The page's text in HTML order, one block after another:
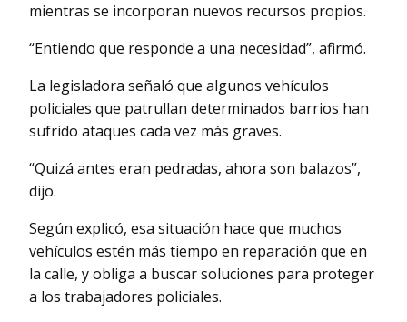
mientras se incorporan nuevos recursos propios.
“Entiendo que responde a una necesidad”, afirmó.
La legisladora señaló que algunos vehículos
policiales que patrullan determinados barrios han
sufrido ataques cada vez más graves.
“Quizá antes eran pedradas, ahora son balazos”,
dijo.
Según explicó, esa situación hace que muchos
vehículos estén más tiempo en reparación que en
la calle, y obliga a buscar soluciones para proteger
a los trabajadores policiales.